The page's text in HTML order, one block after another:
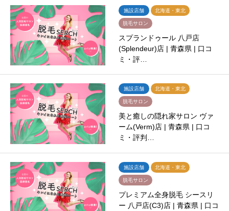
施設店舗 北海道・東北
脱毛サロン
スプランドゥール 八戸店
(Splendeur)店 | 青森県 | 口コ
ミ・評…
施設店舗 北海道・東北
脱毛サロン
美と癒しの隠れ家サロン ヴァ
ーム(Verm)店 | 青森県 | 口コ
ミ・評判…
施設店舗 北海道・東北
脱毛サロン
プレミアム全身脱毛 シースリ
ー 八戸店(C3)店 | 青森県 | 口コ